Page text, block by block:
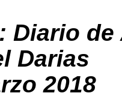
Diario
Darias
2018